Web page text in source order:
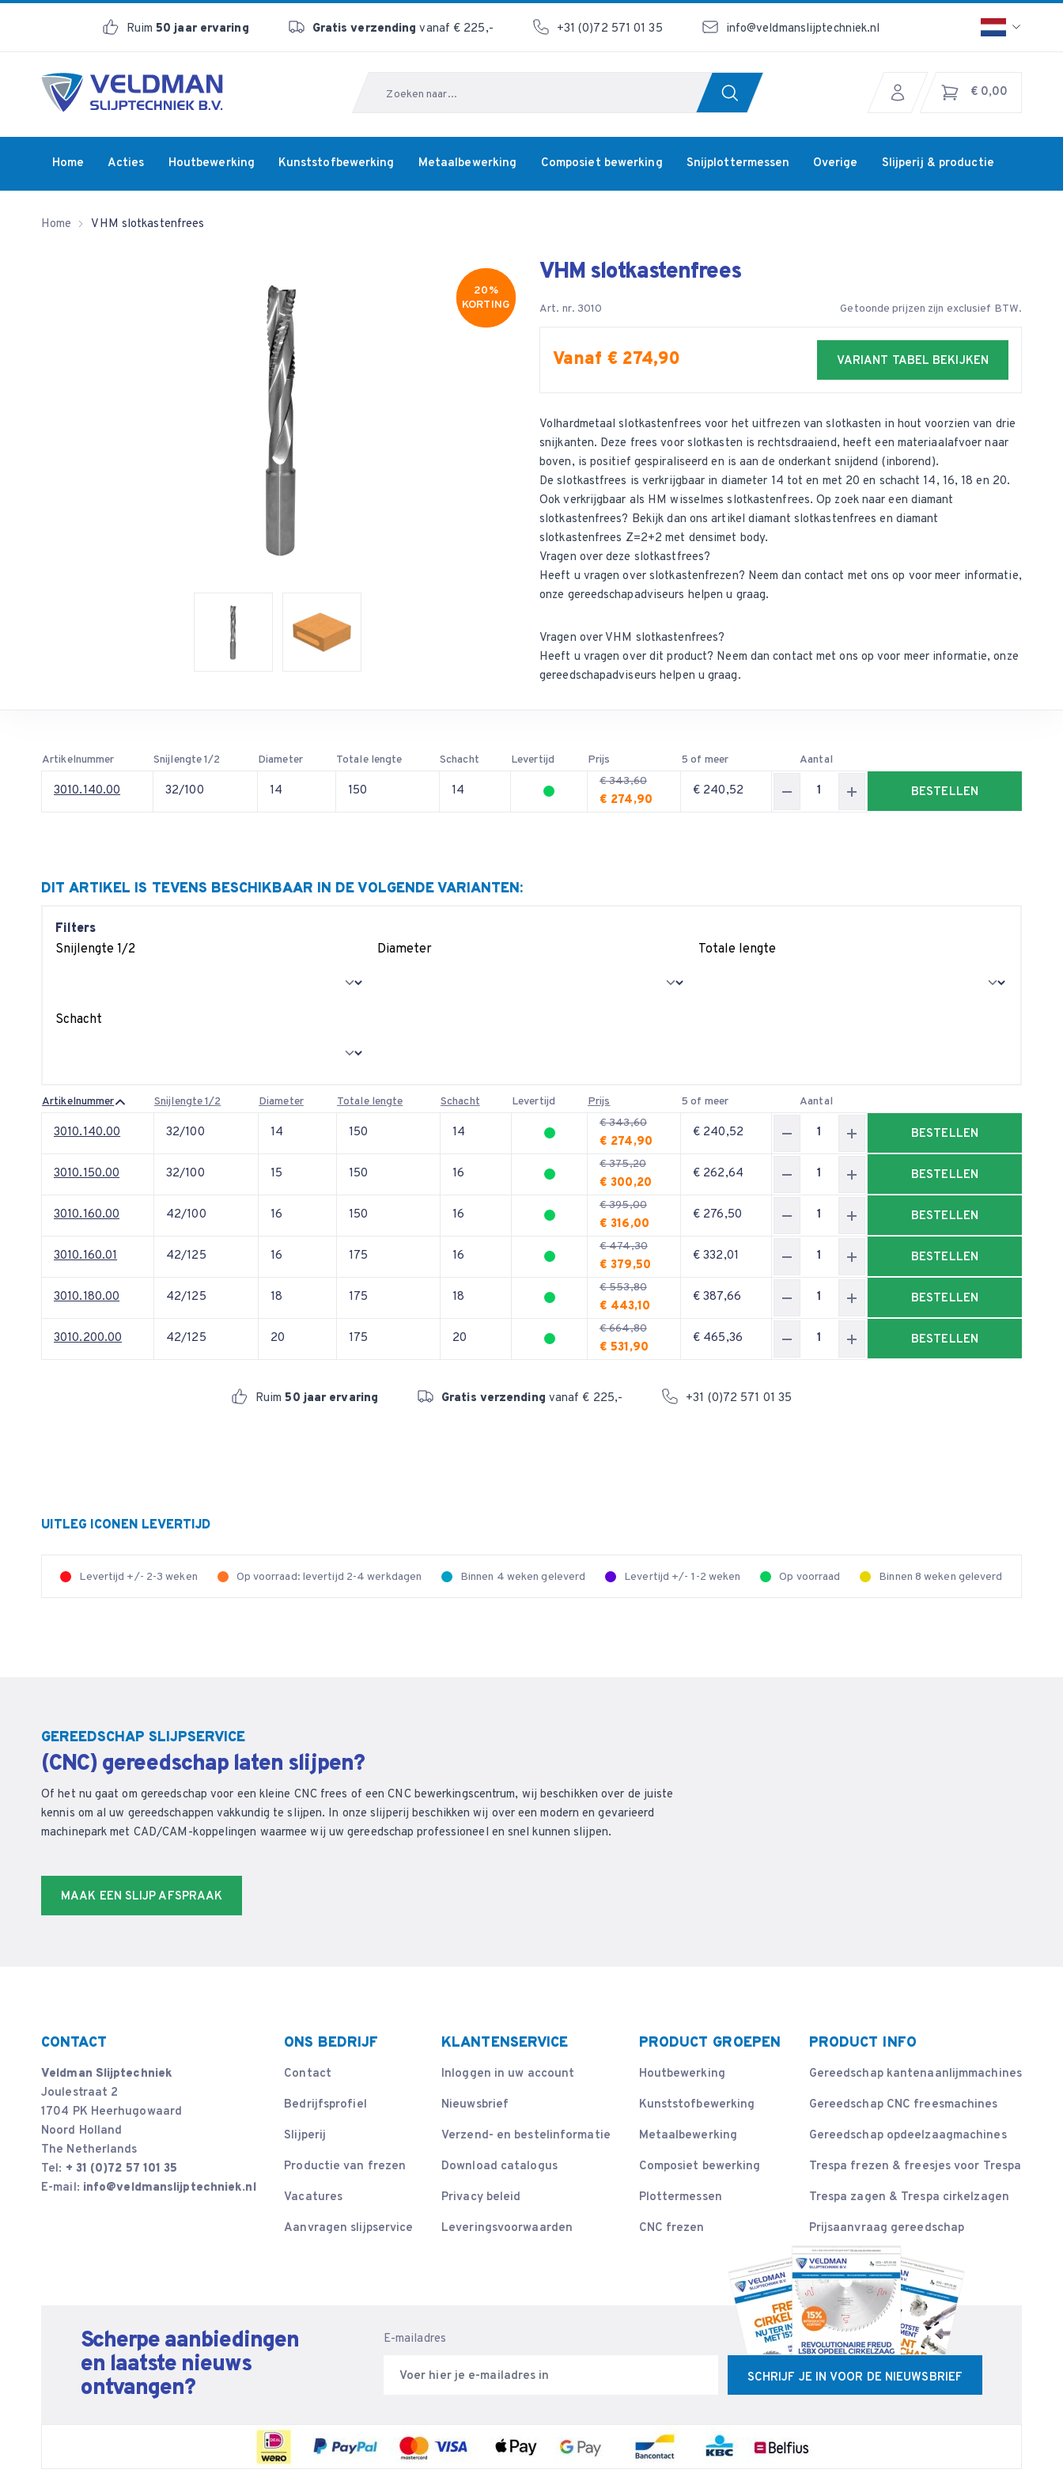
Ruim50 jaar ervaring Gratis verzending vanaf € 225,- +31 (0)72 571 01 35 info@veldmanslijptechniek.nl
€ 0,00
Home Acties Houtbewerking Kunststofbewerking Metaalbewerking Composiet bewerking Snijplottermessen Overige Slijperij & productie
Home VHM slotkastenfrees
20%
KORTING
20%
KORTING
VHM slotkastenfrees
Art. nr. 3010 Getoonde prijzen zijn exclusief BTW.
Vanaf € 274,90 VARIANT TABEL BEKIJKEN
Volhardmetaal slotkastenfrees voor het uitfrezen van slotkasten in hout voorzien van drie
snijkanten. Deze frees voor slotkasten is rechtsdraaiend, heeft een materiaalafvoer naar
boven, is positief gespiraliseerd en is aan de onderkant snijdend (inborend).
De slotkastfrees is verkrijgbaar in diameter 14 tot en met 20 en schacht 14, 16, 18 en 20.
Ook verkrijgbaar als HM wisselmes slotkastenfrees. Op zoek naar een diamant
slotkastenfrees? Bekijk dan ons artikeldiamant slotkastenfrees en diamant
slotkastenfrees Z=2+2 met densimet body.
Vragen over deze slotkastfrees?
Heeft u vragen over slotkastenfrezen? Neem dan contact met ons op voor meer informatie,
onze gereedschapadviseurs helpen u graag.
Vragen over VHM slotkastenfrees?
Heeft u vragen over dit product? Neem dancontact met ons op voor meer informatie, onze
gereedschapadviseurs helpen u graag.
Artikelnummer Snijlengte 1/2 Diameter Totale lengte Schacht Levertijd Prijs 5 of meer Aantal
3010.140.00 32/100 14 150 14
€ 343,60
€ 274,90
€ 240,52 BESTELLEN
DIT ARTIKEL IS TEVENS BESCHIKBAAR IN DE VOLGENDE VARIANTEN:
Filters
Snijlengte 1/2
Diameter Totale lengte
Schacht
Artikelnummer Snijlengte 1/2 Diameter Totale lengte Schacht Levertijd Prijs 5 of meer Aantal
3010.140.00 32/100 14 150 14
€ 343,60
€ 274,90
€ 240,52 BESTELLEN
3010.150.00 32/100 15 150 16
€ 375,20
€ 300,20
€ 262,64 BESTELLEN
3010.160.00 42/100 16 150 16
€ 395,00
€ 316,00
€ 276,50 BESTELLEN
3010.160.01 42/125 16 175 16
€ 474,30
€ 379,50
€ 332,01 BESTELLEN
3010.180.00 42/125 18 175 18
€ 553,80
€ 443,10
€ 387,66 BESTELLEN
3010.200.00 42/125 20 175 20
€ 664,80
€ 531,90
€ 465,36 BESTELLEN
Ruim50 jaar ervaring Gratis verzending vanaf € 225,- +31 (0)72 571 01 35
UITLEG ICONEN LEVERTIJD
Levertijd +/- 2-3 weken Op voorraad: levertijd 2-4 werkdagen Binnen 4 weken geleverd Levertijd +/- 1-2 weken Op voorraad Binnen 8 weken geleverd
GEREEDSCHAP SLIJPSERVICE
(CNC) gereedschap laten slijpen?
Of het nu gaat om gereedschap voor een kleine CNC frees of een CNC bewerkingscentrum, wij beschikken over de juiste
kennis om al uw gereedschappen vakkundig te slijpen. In onze slijperij beschikken wij over een modern en gevarieerd
machinepark met CAD/CAM-koppelingen waarmee wij uw gereedschap professioneel en snel kunnen slijpen.
MAAK EEN SLIJP AFSPRAAK
CONTACT
Veldman Slijptechniek
Joulestraat 2
1704 PK Heerhugowaard
Noord Holland
The Netherlands
Tel: + 31 (0)72 57 101 35
E-mail: info@veldmanslijptechniek.nl
ONS BEDRIJF
Contact
Bedrijfsprofiel
Slijperij
Productie van frezen
Vacatures
Aanvragen slijpservice
KLANTENSERVICE
Inloggen in uw account
Nieuwsbrief
Verzend- en bestelinformatie
Download catalogus
Privacy beleid
Leveringsvoorwaarden
PRODUCT GROEPEN
Houtbewerking
Kunststofbewerking
Metaalbewerking
Composiet bewerking
Plottermessen
CNC frezen
PRODUCT INFO
Gereedschap kantenaanlijmmachines
Gereedschap CNC freesmachines
Gereedschap opdeelzaagmachines
Trespa frezen & freesjes voor Trespa
Trespa zagen & Trespa cirkelzagen
Prijsaanvraag gereedschap
Scherpe aanbiedingen
en laatste nieuws
ontvangen?
E-mailadres
SCHRIJF JE IN VOOR DE NIEUWSBRIEF